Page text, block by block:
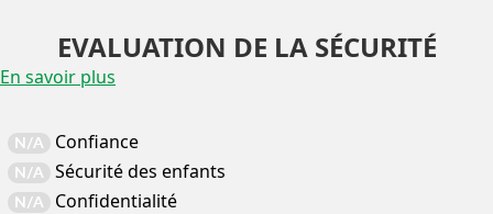
EVALUATION DE LA SÉCURITÉ
En savoir plus
N/A Confiance
N/A Sécurité des enfants
N/A Confidentialité